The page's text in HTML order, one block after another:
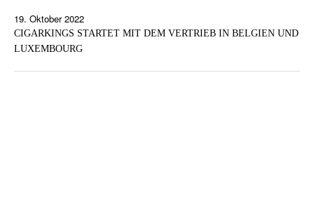
19. Oktober 2022
CIGARKINGS STARTET MIT DEM VERTRIEB IN BELGIEN UND
LUXEMBOURG